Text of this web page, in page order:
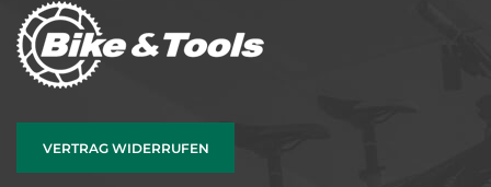
VERTRAG WIDERRUFEN